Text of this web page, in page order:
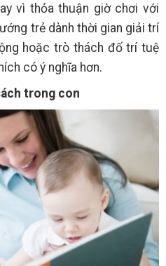
vì thỏa thuận giờ chơi với
trẻ dành thời gian giải trí
hoặc trò thách đố trí tuệ
có ý nghĩa hơn.
trong con